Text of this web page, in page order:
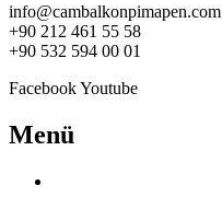
info@cambalkonpimapen.com
+90 212 461 55 58
+90 532 594 00 01
FacebookYoutube
Menü